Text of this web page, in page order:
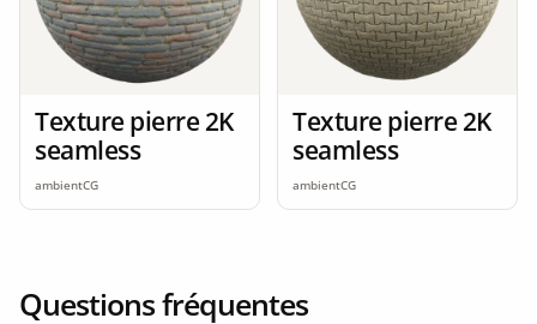
Texture pierre 2K
seamless
ambientCG
Texture pierre 2K
seamless
ambientCG
Questions fréquentes